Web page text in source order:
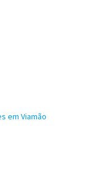
em Viamão